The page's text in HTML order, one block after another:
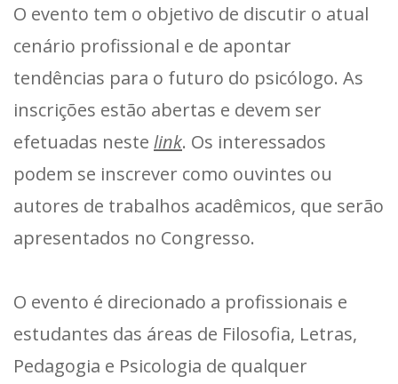
O evento tem o objetivo de discutir o atual
cenário profissional e de apontar
tendências para o futuro do psicólogo. As
inscrições estão abertas e devem ser
efetuadas neste link. Os interessados
podem se inscrever como ouvintes ou
autores de trabalhos acadêmicos, que serão
apresentados no Congresso.
O evento é direcionado a profissionais e
estudantes das áreas de Filosofia, Letras,
Pedagogia e Psicologia de qualquer